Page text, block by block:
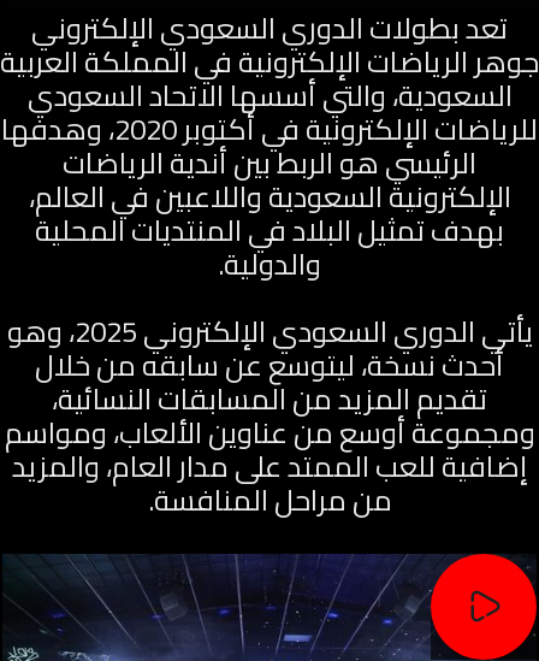
تعد بطولات الدوري السعودي الإلكتروني
جوهر الرياضات الإلكترونية في المملكة العربية
السعودية، والتي أسسها الاتحاد السعودي
للرياضات الإلكترونية في أكتوبر 2020، وهدفها
الرئيسي هو الربط بين أندية الرياضات
الإلكترونية السعودية واللاعبين في العالم،
بهدف تمثيل البلاد في المنتديات المحلية
والدولية.
يأتي الدوري السعودي الإلكتروني 2025، وهو
أحدث نسخة، ليتوسع عن سابقه من خلال
تقديم المزيد من المسابقات النسائية،
ومجموعة أوسع من عناوين الألعاب، ومواسم
إضافية للعب الممتد على مدار العام، والمزيد
من مراحل المنافسة.